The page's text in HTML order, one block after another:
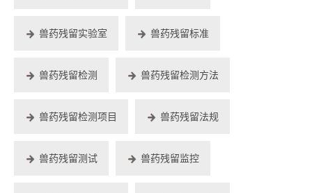
兽药残留实验室 兽药残留标准
兽药残留检测 兽药残留检测方法
兽药残留检测项目 兽药残留法规
兽药残留测试 兽药残留监控